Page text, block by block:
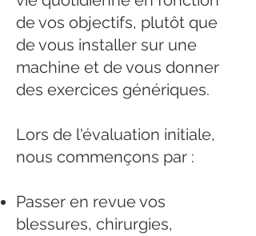
de vos objectifs, plutôt que
de vous installer sur une
machine et de vous donner
des exercices génériques.
Lors de l'évaluation initiale,
nous commençons par :
Passer en revue vos
blessures, chirurgies,